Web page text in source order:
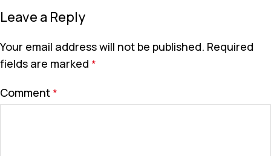
Leave a Reply
Your email address will not be published. Required
fields are marked *
Comment *